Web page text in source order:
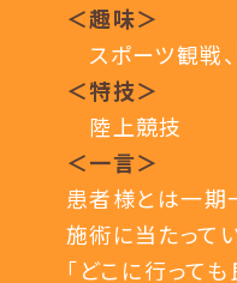
＜趣味＞
スポーツ観戦、
＜特技＞
陸上競技
＜一言＞
患者様とは一期
施術に当たってい
「どこに行って